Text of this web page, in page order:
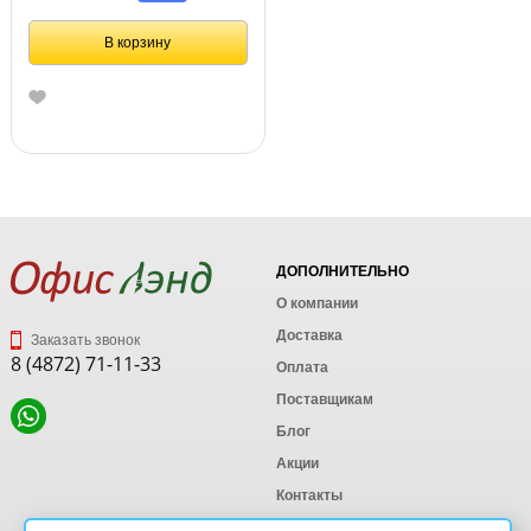
В корзину
Заказать звонок
8 (4872) 71-11-33
ДОПОЛНИТЕЛЬНО
О компании
Доставка
Оплата
Поставщикам
Блог
Акции
Контакты